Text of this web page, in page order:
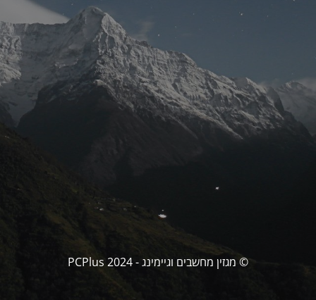
© מגזין מחשבים וגיימינג - PCPlus 2024